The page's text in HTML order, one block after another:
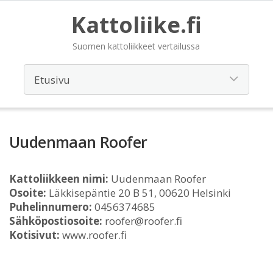
Kattoliike.fi
Suomen kattoliikkeet vertailussa
Uudenmaan Roofer
Kattoliikkeen nimi: Uudenmaan Roofer
Osoite: Läkkisepäntie 20 B 51, 00620 Helsinki
Puhelinnumero: 0456374685
Sähköpostiosoite: roofer@roofer.fi
Kotisivut: www.roofer.fi